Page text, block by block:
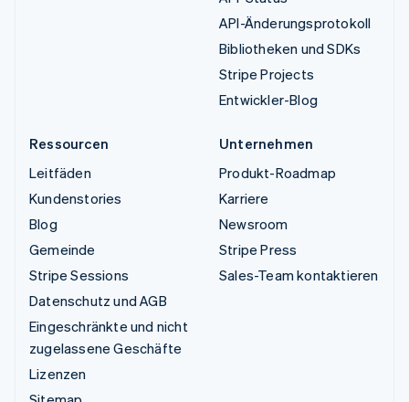
API-Änderungsprotokoll
Bibliotheken und SDKs
Stripe Projects
Entwickler-Blog
Ressourcen
Leitfäden
Kundenstories
Blog
Gemeinde
Stripe Sessions
Datenschutz und AGB
Eingeschränkte und nicht
zugelassene Geschäfte
Lizenzen
Unternehmen
Produkt-Roadmap
Karriere
Newsroom
Stripe Press
Sales-Team kontaktieren